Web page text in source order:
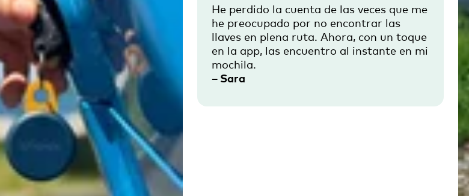
He perdido la cuenta de las veces que me
he preocupado por no encontrar las
llaves en plena ruta. Ahora, con un toque
en la app, las encuentro al instante en mi
mochila.
– Sara